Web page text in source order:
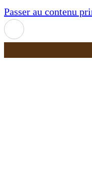
Passer au contenu